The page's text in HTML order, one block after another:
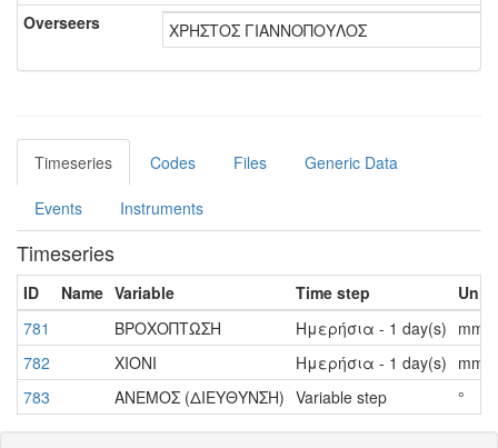
Overseers
ΧΡΗΣΤΟΣ ΓΙΑΝΝΟΠΟΥΛΟΣ
Timeseries Codes Files Generic Data
Events Instruments
Timeseries
ID Name Variable Time step
Unit
781
ΒΡΟΧΟΠΤΩΣΗ Ημερήσια - 1 day(s) mm
782
ΧΙΟΝΙ Ημερήσια - 1 day(s) mm
783
ΑΝΕΜΟΣ (ΔΙΕΥΘΥΝΣΗ) Variable step °